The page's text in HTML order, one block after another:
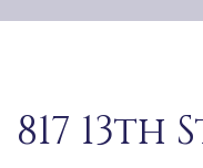
817 13th